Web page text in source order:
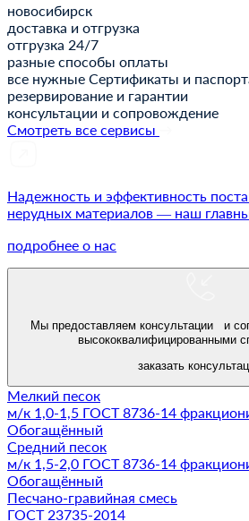
новосибирск
доставка и отгрузка
отгрузка 24/7
разные способы оплаты
все нужные Сертификаты и
резервирование и гарантии
консультации и сопровождение
Смотреть все сервисы
Надежность и эффективность
нерудных материалов — наш
подробнее о нас
Мы предоставляем консультации и
высококвалифицированными
заказать
Мелкий песок
м/к 1,0-1,5 ГОСТ 8736-14
Обогащённый
Средний песок
м/к 1,5-2,0 ГОСТ 8736-14
Обогащённый
Песчано-гравийная смесь
ГОСТ 23735-2014